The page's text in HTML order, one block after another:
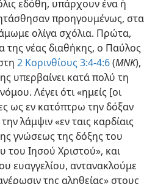
εδόθη, υπάρχουν ένα ή
προηγουμένως, στα
ολίγα σχόλια. Πρώτα,
της νέας διαθήκης, ο Παύλος
2 Κορινθίους 3:4-4:6(ΜΝΚ),
υπερβαίνει κατά πολύ τη
Λέγει ότι «ημείς [οι
ως εν κατόπτρω την δόξαν
λάμψιν «εν ταις καρδίαις
γνώσεως της δόξης του
Ιησού Χριστού», και
ευαγγελίου, αντανακλούμε
της αληθείας» στους